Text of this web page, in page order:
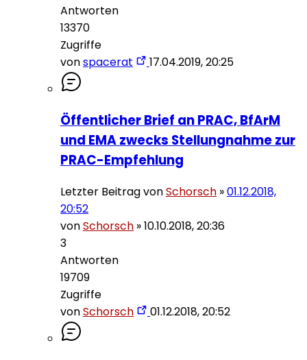
Antworten
13370
Zugriffe
vonspacerat 17.04.2019, 20:25
Öffentlicher Brief an PRAC, BfArM
und EMA zwecks Stellungnahme zur
PRAC-Empfehlung
Letzter Beitrag vonSchorsch »01.12.2018,
20:52
vonSchorsch »10.10.2018, 20:36
3
Antworten
19709
Zugriffe
vonSchorsch 01.12.2018, 20:52